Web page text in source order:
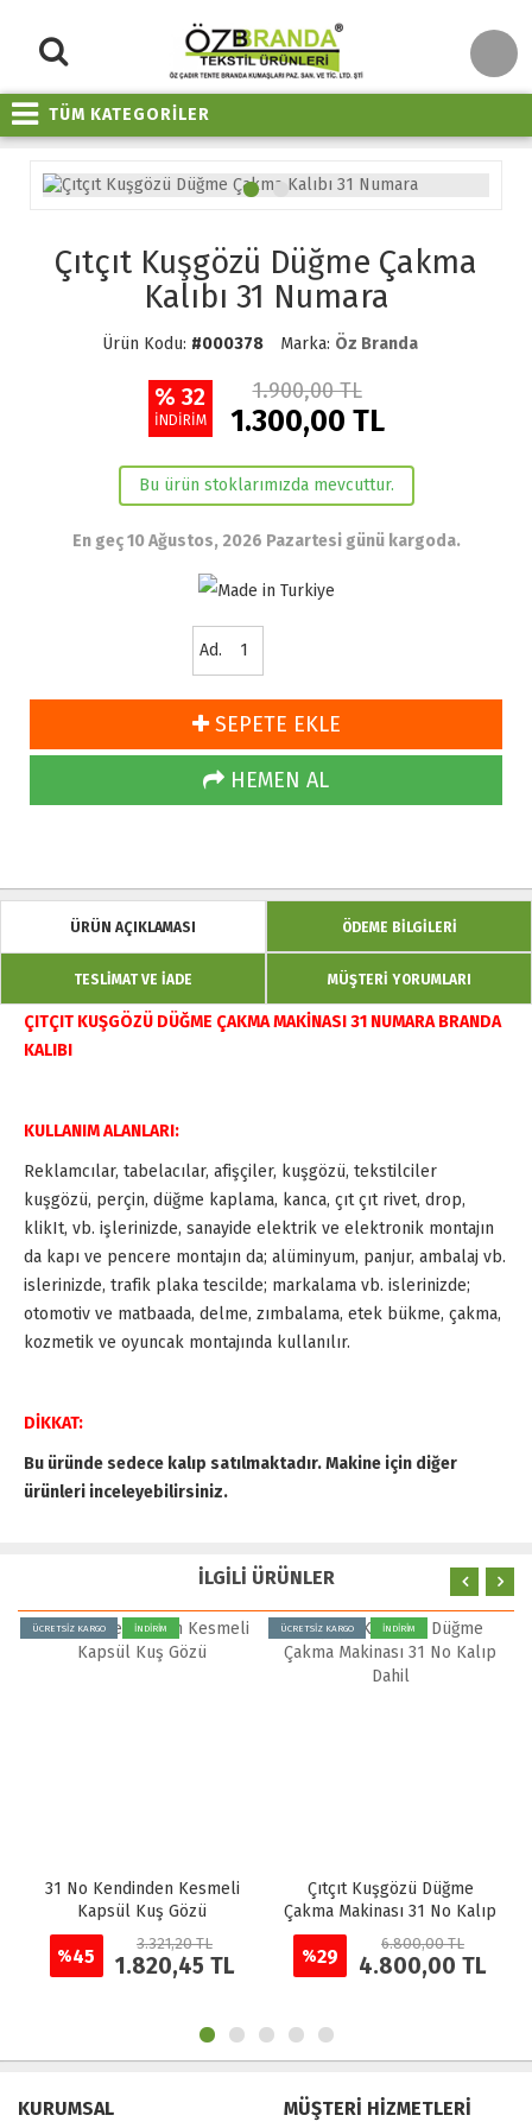
TÜM KATEGORİLER
Çıtçıt Kuşgözü Düğme Çakma
Kalıbı 31 Numara
Ürün Kodu: #000378 Marka: Öz Branda
% 32
İNDİRİM
1.900,00 TL
1.300,00 TL
Bu ürün stoklarımızda mevcuttur.
En geç 10 Ağustos, 2026 Pazartesi günü kargoda.
Ad.
SEPETE EKLE
HEMEN AL
ÜRÜN AÇIKLAMASI ÖDEME BİLGİLERİ
TESLİMAT VE İADE MÜŞTERİ YORUMLARI
ÇITÇIT KUŞGÖZÜ DÜĞME ÇAKMA MAKİNASI 31 NUMARA BRANDA
KALIBI
KULLANIM ALANLARI:
Reklamcılar, tabelacılar, afişçiler, kuşgözü, tekstilciler
kuşgözü, perçin, düğme kaplama, kanca, çıt çıt rivet, drop,
klikIt, vb. işlerinizde, sanayide elektrik ve elektronik montajın
da kapı ve pencere montajın da; alüminyum, panjur, ambalaj vb.
islerinizde, trafik plaka tescilde; markalama vb. islerinizde;
otomotiv ve matbaada, delme, zımbalama, etek bükme, çakma,
kozmetik ve oyuncak montajında kullanılır.
DİKKAT:
Bu üründe sedece kalıp satılmaktadır. Makine için diğer
ürünleri inceleyebilirsiniz.
İLGİLİ ÜRÜNLER
ÜCRETSİZ KARGO İNDİRİM
31 No Kendinden Kesmeli
Kapsül Kuş Gözü
%45
3.321,20 TL
1.820,45 TL
ÜCRETSİZ KARGO İNDİRİM
Çıtçıt Kuşgözü Düğme
Çakma Makinası 31 No Kalıp
Dahil
%29
6.800,00 TL
4.800,00 TL
KURUMSAL MÜŞTERİ HİZMETLERİ